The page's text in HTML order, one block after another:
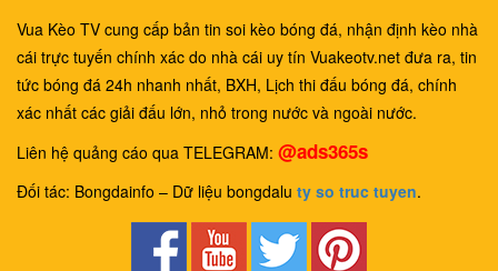
Vua Kèo TV cung cấp bản tin soi kèo bóng đá, nhận định kèo nhà
cái trực tuyến chính xác do nhà cái uy tín Vuakeotv.net đưa ra, tin
tức bóng đá 24h nhanh nhất, BXH, Lịch thi đấu bóng đá, chính
xác nhất các giải đấu lớn, nhỏ trong nước và ngoài nước.
Liên hệ quảng cáo qua TELEGRAM: @ads365s
Đối tác: Bongdainfo – Dữ liệu bongdalu ty so truc tuyen.